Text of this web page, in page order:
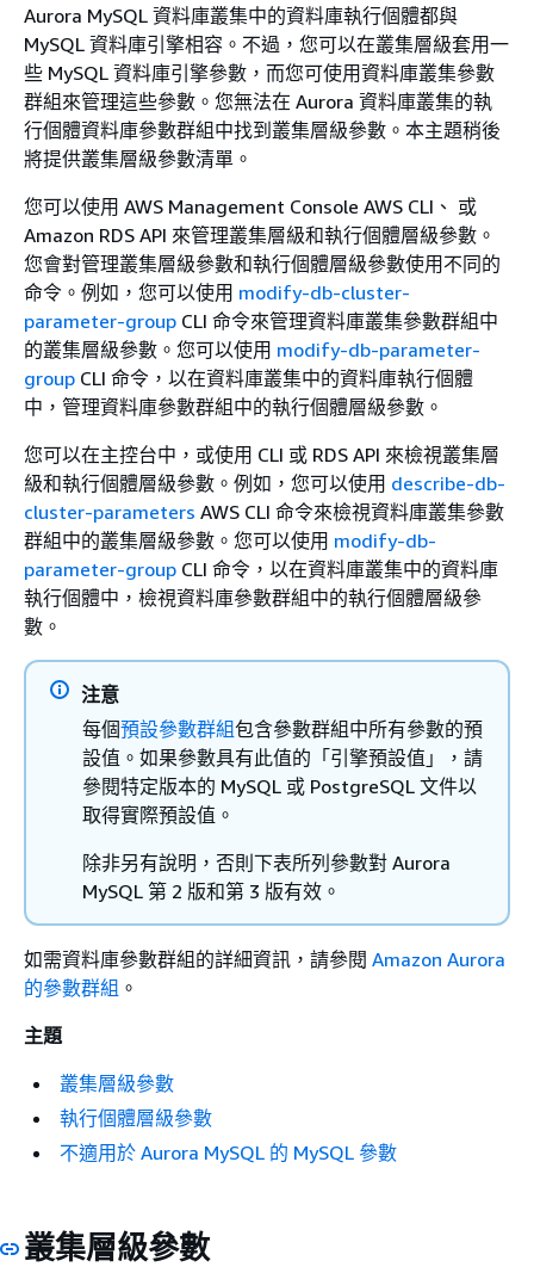
Aurora MySQL 資料庫叢集中的資料庫執行個體都與
MySQL 資料庫引擎相容。不過，您可以在叢集層級套用一
些 MySQL 資料庫引擎參數，而您可使用資料庫叢集參數
群組來管理這些參數。您無法在 Aurora 資料庫叢集的執
行個體資料庫參數群組中找到叢集層級參數。本主題稍後
將提供叢集層級參數清單。
您可以使用 AWS Management Console AWS CLI、 或
Amazon RDS API 來管理叢集層級和執行個體層級參數。
您會對管理叢集層級參數和執行個體層級參數使用不同的
命令。例如，您可以使用 modify-db-cluster-
parameter-group CLI 命令來管理資料庫叢集參數群組中
的叢集層級參數。您可以使用 modify-db-parameter-
group CLI 命令，以在資料庫叢集中的資料庫執行個體
中，管理資料庫參數群組中的執行個體層級參數。
您可以在主控台中，或使用 CLI 或 RDS API 來檢視叢集層
級和執行個體層級參數。例如，您可以使用 describe-db-
cluster-parameters AWS CLI 命令來檢視資料庫叢集參數
群組中的叢集層級參數。您可以使用 modify-db-
parameter-group CLI 命令，以在資料庫叢集中的資料庫
執行個體中，檢視資料庫參數群組中的執行個體層級參
數。
注意
每個預設參數群組包含參數群組中所有參數的預
設值。如果參數具有此值的「引擎預設值」，請
參閱特定版本的 MySQL 或 PostgreSQL 文件以
取得實際預設值。
除非另有說明，否則下表所列參數對 Aurora
MySQL 第 2 版和第 3 版有效。
如需資料庫參數群組的詳細資訊，請參閱 Amazon Aurora
的參數群組 。
主題
叢集層級參數
執行個體層級參數
不適用於 Aurora MySQL 的 MySQL 參數
叢集層級參數